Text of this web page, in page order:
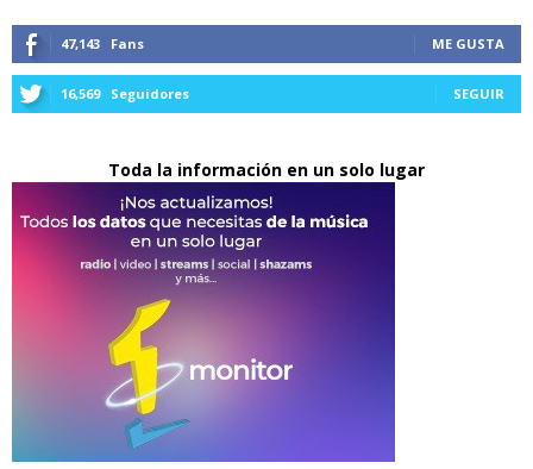
47,143 Fans ME GUSTA
16,569 Seguidores SEGUIR
Toda la información en un solo lugar